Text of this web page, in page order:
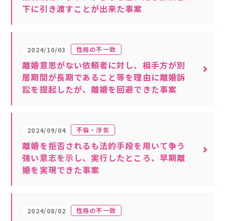
下に引き渡すことが出来た事案
2024/10/03 性格の不一致
離婚意思がない依頼者に対し、相手方が別
居期間が長期であること等を理由に離婚訴
訟を提起したが、離婚を回避できた事案
2024/09/04 不倫・浮気
離婚を拒否されるも法的手段を用いて争う
強い意志を示し、実行したところ、早期離
婚を実現できた事案
2024/08/02 性格の不一致